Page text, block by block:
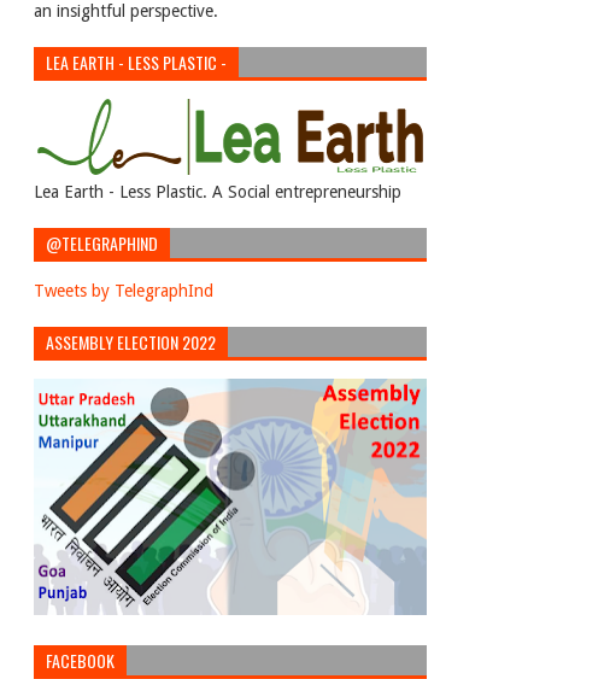
an insightful perspective.
LEA EARTH - LESS PLASTIC -
Lea Earth - Less Plastic. A Social entrepreneurship
@TELEGRAPHIND
Tweets by TelegraphInd
ASSEMBLY ELECTION 2022
FACEBOOK